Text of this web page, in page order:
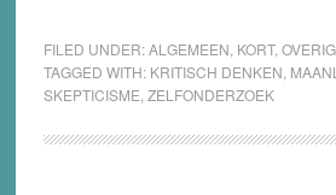
FILED UNDER:ALGEMEEN KORT, OVERIG,
TAGGED WITH: KRITISCH DENKEN
SKEPTICISME ZELFONDERZOEK